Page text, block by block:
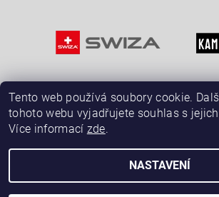
2026 © ŠvýcarskéNože.cz, všechna práva
Tento web používá soubory cookie.
tohoto webu vyjadřujete souhlas s
Více informací zde.
NASTAVENÍ